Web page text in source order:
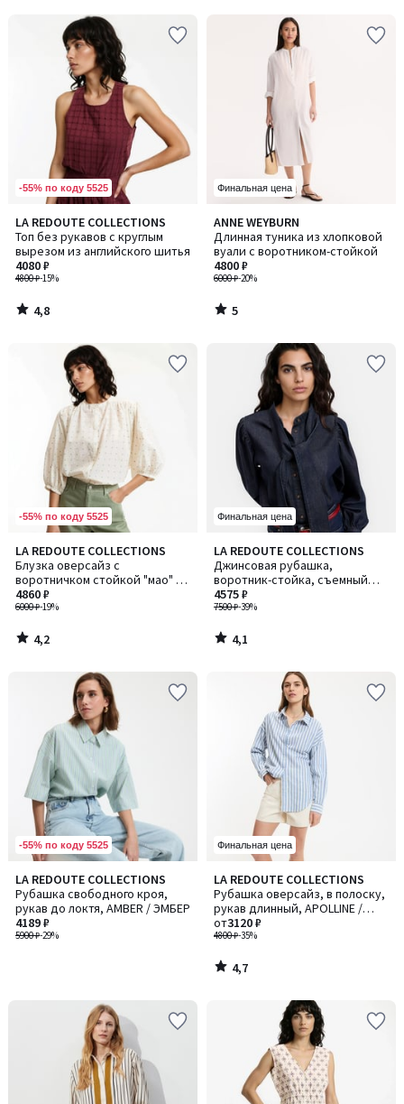
-55% по коду 5525
LA REDOUTE COLLECTIONS
Топ без рукавов с круглым
вырезом из английского шитья
4800 ₽-15%
4080 ₽
4,8
/ 5
4,8
/
Финальная цена
ANNE WEYBURN
Длинная туника из хлопковой
вуали с воротником-стойкой
6000 ₽-20%
4800 ₽
5
/
5
5
/
-55% по коду 5525
LA REDOUTE COLLECTIONS
Блузка оверсайз с
воротничком стойкой "мао" из
хлопка с вышивкой, BERTHE /
БЕРТЕ
6000 ₽-19%
4860 ₽
4,2
/ 5
4,2
/
Финальная цена
LA REDOUTE COLLECTIONS
Джинсовая рубашка,
воротник-стойка, съемный
галстук-бант
7500 ₽-39%
4575 ₽
4,1
/ 5
4,1
/
-55% по коду 5525
LA REDOUTE COLLECTIONS
Рубашка свободного кроя,
рукав до локтя, AMBER / ЭМБЕР
5900 ₽-29%
4189 ₽
Финальная цена
LA REDOUTE COLLECTIONS
Рубашка оверсайз, в полоску,
рукав длинный, APOLLINE /
АПОЛЛИН
4800 ₽-35%
от3120 ₽
4,7
/ 5
4,7
/